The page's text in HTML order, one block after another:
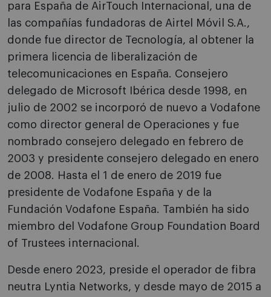
para España de AirTouch Internacional, una de
las compañías fundadoras de Airtel Móvil S.A.,
donde fue director de Tecnología, al obtener la
primera licencia de liberalización de
telecomunicaciones en España. Consejero
delegado de Microsoft Ibérica desde 1998, en
julio de 2002 se incorporó de nuevo a Vodafone
como director general de Operaciones y fue
nombrado consejero delegado en febrero de
2003 y presidente consejero delegado en enero
de 2008. Hasta el 1 de enero de 2019 fue
presidente de Vodafone España y de la
Fundación Vodafone España. También ha sido
miembro del Vodafone Group Foundation Board
of Trustees internacional.
Desde enero 2023, preside el operador de fibra
neutra Lyntia Networks, y desde mayo de 2015 a